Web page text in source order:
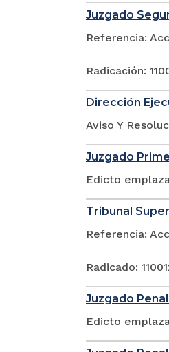
Juzgado
Referencia:
Radicación:
Dirección
Aviso Y
Juzgado
Edicto
Tribunal
Referencia:
Radicado:
Juzgado
Edicto